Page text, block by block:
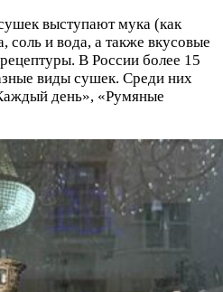
выступают мука (как
соль и вода, а также вкусовые
В России более 15
виды сушек. Среди них
день», «Румяные